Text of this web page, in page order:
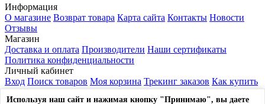
Информация
О магазине Возврат товара Карта сайта Контакты Новости
Отзывы
Магазин
Доставка и оплата Производители Наши сертификаты
Политика конфиденциальности
Личный кабинет
Вход Поиск товаров Моя корзина Трекинг заказов Как купить
Выйти из системы
Используя наш сайт и нажимая кнопку "Принимаю", вы даете